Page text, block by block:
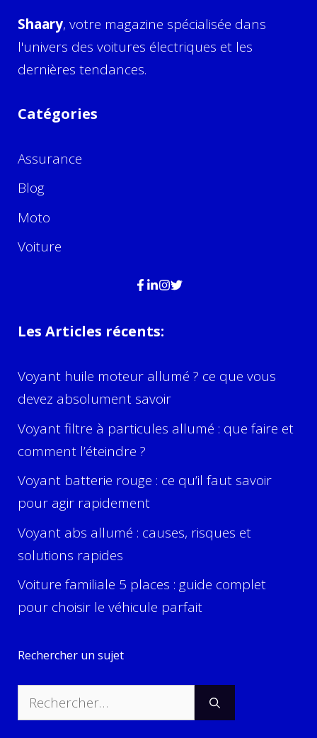
Shaary, votre magazine spécialisée dans
l'univers des voitures électriques et les
dernières tendances.
Catégories
Assurance
Blog
Moto
Voiture
Les Articles récents:
Voyant huile moteur allumé ? ce que vous
devez absolument savoir
Voyant filtre à particules allumé : que faire et
comment l’éteindre ?
Voyant batterie rouge : ce qu’il faut savoir
pour agir rapidement
Voyant abs allumé : causes, risques et
solutions rapides
Voiture familiale 5 places : guide complet
pour choisir le véhicule parfait
Rechercher un sujet
Rechercher :